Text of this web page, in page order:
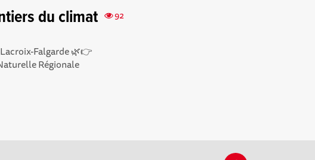
92
du climat
Falgarde 🌿👉
Régionale